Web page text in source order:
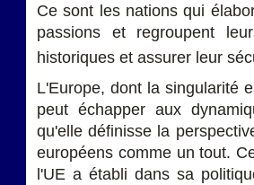
Ce sont les nations qui
passions et regroupent
historiques et assurer leur
L'Europe, dont la singularité
peut échapper aux
qu'elle définisse la
européens comme un tout.
l'UE a établi dans sa